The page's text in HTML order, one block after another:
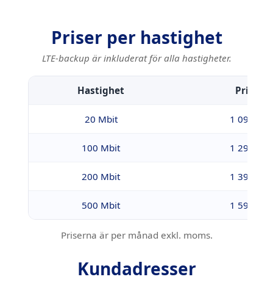
Priser per hastighet
LTE-backup är inkluderat för alla hastigheter.
Hastighet Pris /
20 Mbit 1 090 kr/
100 Mbit 1 290 kr/
200 Mbit 1 390 kr/
500 Mbit 1 590 kr/
Priserna är per månad exkl. moms.
Kundadresser